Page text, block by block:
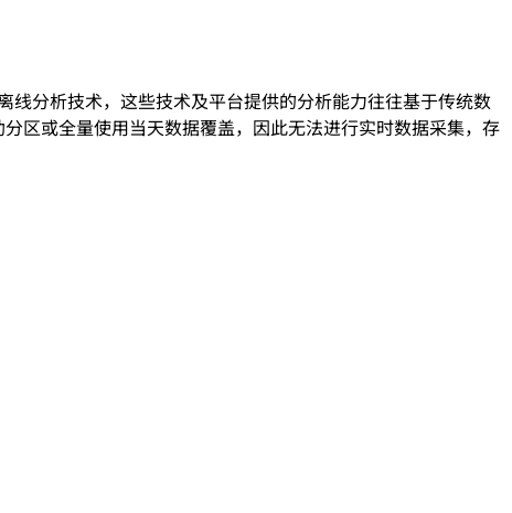
分析技术，这些技术及平台提供的分析能力往往基于传统数
区或全量使用当天数据覆盖，因此无法进行实时数据采集，存